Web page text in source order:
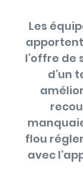
Les
l’offre de
d’un
flou
avec